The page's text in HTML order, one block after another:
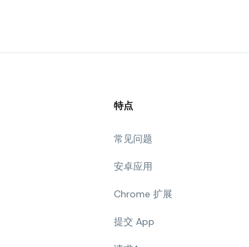
特点
常见问题
安卓应用
Chrome 扩展
提交 App